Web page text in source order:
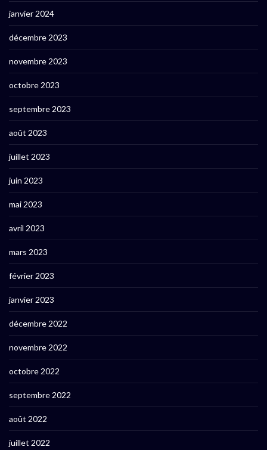
janvier 2024
décembre 2023
novembre 2023
octobre 2023
septembre 2023
août 2023
juillet 2023
juin 2023
mai 2023
avril 2023
mars 2023
février 2023
janvier 2023
décembre 2022
novembre 2022
octobre 2022
septembre 2022
août 2022
juillet 2022